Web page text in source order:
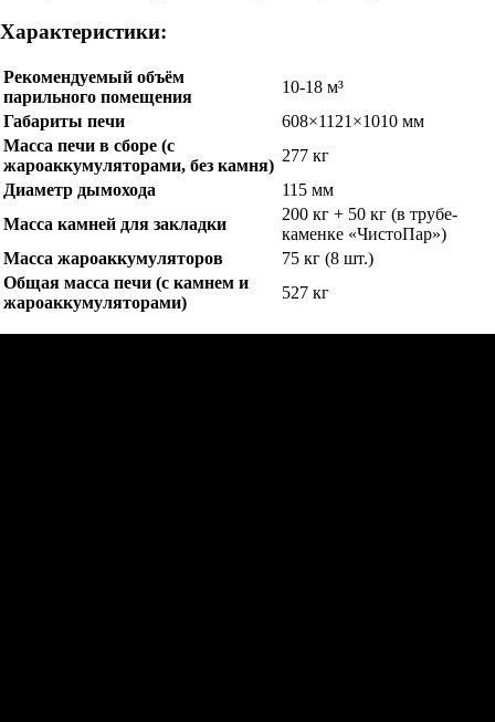
Характеристики:
Рекомендуемый объём
парильного помещения
10-18 м³
Габариты печи
608×1121×1010 мм
Масса печи в сборе (с
жароаккумуляторами, без камня)
277 кг
Диаметр дымохода
115 мм
Масса камней для закладки
200 кг + 50 кг (в трубе-
каменке «ЧистоПар»)
Масса жароаккумуляторов
75 кг (8 шт.)
Общая масса печи (с камнем и
жароаккумуляторами)
527 кг